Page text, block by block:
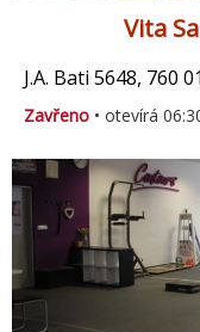
Vita
J.A. Bati 5648, 760
Zavřeno • otevírá